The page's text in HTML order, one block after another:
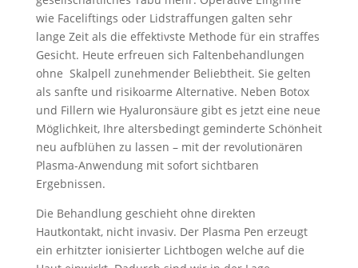
wie Faceliftings oder Lidstraffungen galten sehr
lange Zeit als die effektivste Methode für ein straffes
Gesicht. Heute erfreuen sich Faltenbehandlungen
ohne Skalpell zunehmender Beliebtheit. Sie gelten
als sanfte und risikoarme Alternative. Neben Botox
und Fillern wie Hyaluronsäure gibt es jetzt eine neue
Möglichkeit, Ihre altersbedingt geminderte Schönheit
neu aufblühen zu lassen – mit der revolutionären
Plasma-Anwendung mit sofort sichtbaren
Ergebnissen.
Die Behandlung geschieht ohne direkten
Hautkontakt, nicht invasiv. Der Plasma Pen erzeugt
ein erhitzter ionisierter Lichtbogen welche auf die